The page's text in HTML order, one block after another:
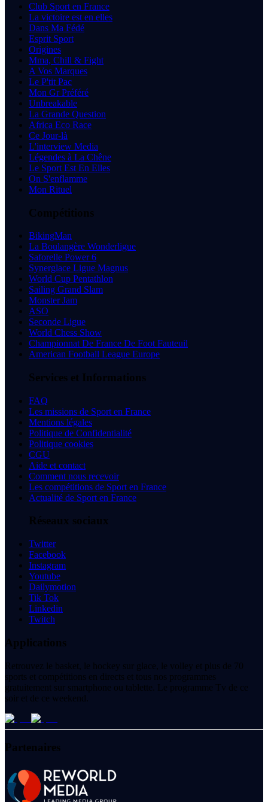
Club Sport en France
La victoire est en elles
Dans Ma Fédé
Esprit Sport
Origines
Mma, Chill & Fight
A Vos Marques
Le P'tit Pac
Mon Gr Préféré
Unbreakable
La Grande Question
Africa Eco Race
Ce Jour-là
L'interview Media
Légendes à La Chêne
Le Sport Est En Elles
On S'enflamme
Mon Rituel
Compétitions
BikingMan
La Boulangère Wonderligue
Saforelle Power 6
Synerglace Ligue Magnus
World Cup Pentathlon
Sailing Grand Slam
Monster Jam
ASO
Seconde Ligue
World Chess Show
Championnat De France De Foot Fauteuil
American Football League Europe
Services et Informations
FAQ
Les missions de Sport en France
Mentions légales
Politique de Confidentialité
Politique cookies
CGU
Aide et contact
Comment nous recevoir
Les compétitions de Sport en France
Actualité de Sport en France
Réseaux sociaux
Twitter
Facebook
Instagram
Youtube
Dailymotion
Tik Tok
Linkedin
Twitch
Applications
Retrouvez le basket, le hockey sur glace, le volley et plus de 70
sports et compétitions en directs et tous nos programmes
gratuitement sur smartphone ou tablette. Le programme Tv de ce
soir et de ce weekend.
Partenaires